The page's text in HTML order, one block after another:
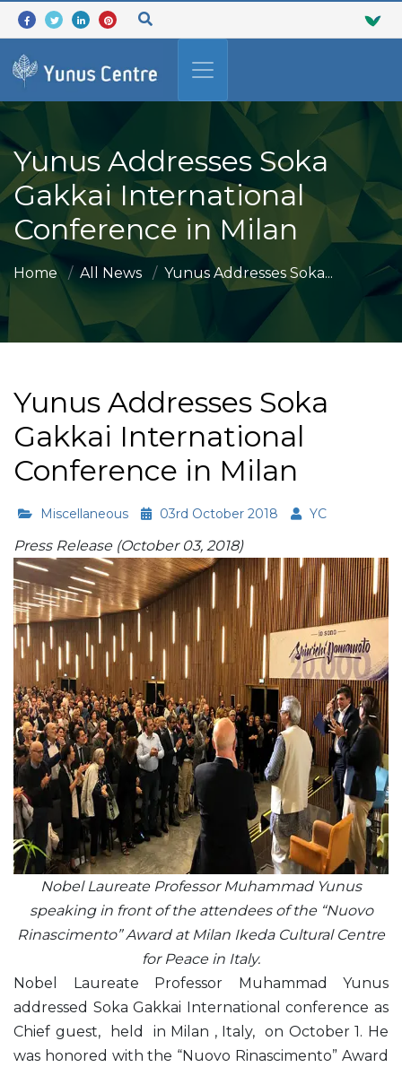
Yunus Addresses Soka
Gakkai International
Conference in Milan
Home All News Yunus Addresses Soka...
Yunus Addresses Soka
Gakkai International
Conference in Milan
Miscellaneous 03rd October 2018 YC
Press Release (October 03, 2018)
Nobel Laureate Professor Muhammad Yunus
speaking in front of the attendees of the “Nuovo
Rinascimento” Award at Milan Ikeda Cultural Centre
for Peace in Italy.
Nobel Laureate Professor Muhammad Yunus
addressed Soka Gakkai International conference as
Chief guest, held in Milan , Italy, on October 1. He
was honored with the “Nuovo Rinascimento” Award